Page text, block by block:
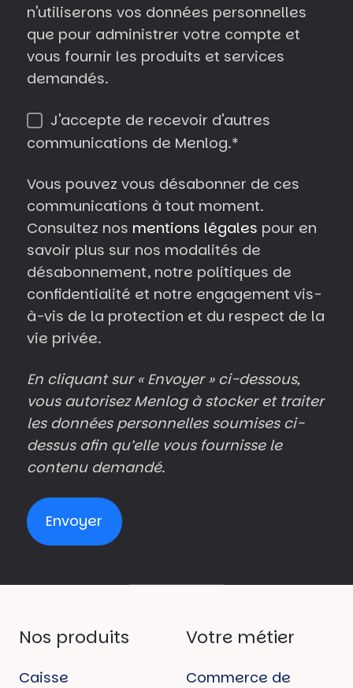
n'utiliserons vos données personnelles
que pour administrer votre compte et
vous fournir les produits et services
demandés.
J'accepte de recevoir d'autres
communications de Menlog.*
Vous pouvez vous désabonner de ces
communications à tout moment.
Consultez nos mentions légales pour en
savoir plus sur nos modalités de
désabonnement, notre politiques de
confidentialité et notre engagement vis-
à-vis de la protection et du respect de la
vie privée.
En cliquant sur « Envoyer » ci-dessous,
vous autorisez Menlog à stocker et traiter
les données personnelles soumises ci-
dessus afin qu’elle vous fournisse le
contenu demandé.
Nos produits
Caisse
Votre métier
Commerce de